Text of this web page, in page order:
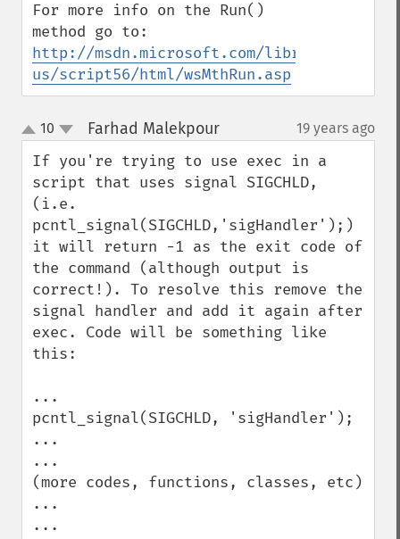
For more info on the Run()
http://msdn.microsoft.com/library/en-
us/script56/html/wsMthRun.asp
up
down
10 Farhad Malekpour¶ 19 years ago
If you're trying to use exec in a
script that uses signal SIGCHLD,
(i.e.
pcntl_signal(SIGCHLD,'sigHandler');)
it will return -1 as the exit code of
the command (although output is
correct!). To resolve this remove the
signal handler and add it again after
exec. Code will be something like
this:
...
pcntl_signal(SIGCHLD, 'sigHandler');
...
...
(more codes, functions, classes, etc)
...
...